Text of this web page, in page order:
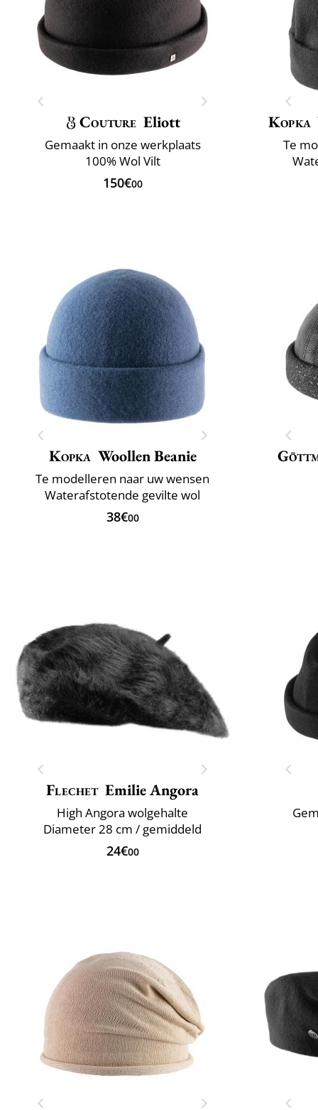
Couture Eliott
Gemaakt in onze werkplaats
100% Wol Vilt
150€00
Kopka
Te
Kopka Woollen Beanie
Te modelleren naar uw wensen
Waterafstotende gevilte wol
38€00
Flechet Emilie Angora
High Angora wolgehalte
Diameter 28 cm / gemiddeld
24€00